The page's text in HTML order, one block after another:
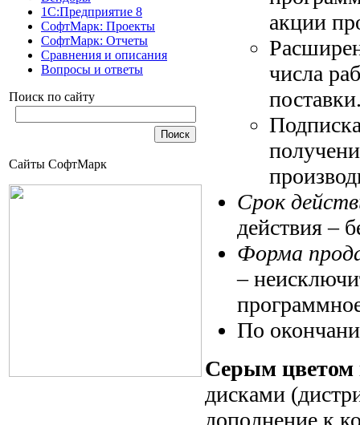
1С:Предприятие 8
СофтМарк: Проекты
СофтМарк: Отчеты
Сравнения и описания
Вопросы и ответы
Поиск по сайту
Сайты СофтМарк
акции
числа
Срок
действия –
Форма
–
По
Серым цветом
дисками
дополнение к